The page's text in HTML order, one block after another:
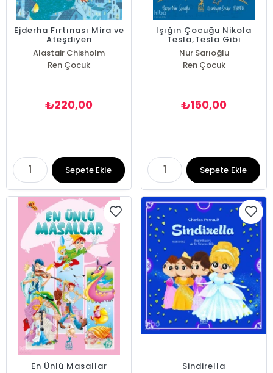
Ejderha Fırtınası Mira ve
Ateşdiyen
Alastair Chisholm
Ren Çocuk
₺220,00
Sepete Ekle
Işığın Çocuğu Nikola
Tesla;Tesla Gibi
Düşünen Çocuklar
Nur Sarıoğlu
Ren Çocuk
₺150,00
Sepete Ekle
En Ünlü Masallar Sindirella